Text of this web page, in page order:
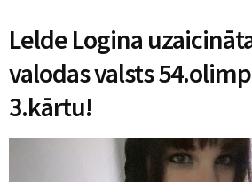
Lelde Logina
valodas valsts
3.kārtu!